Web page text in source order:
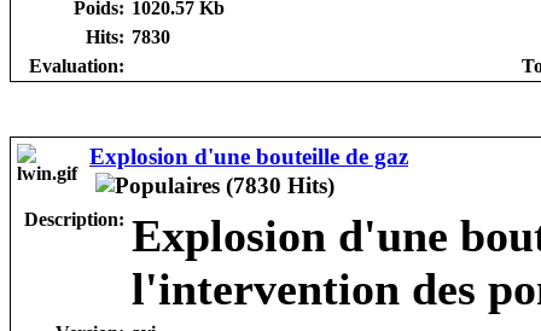
Poids: 1020.57 Kb
Hits: 7830
Evaluation:
Explosion d'une bouteille de gaz
Description: Explosion d'une
l'intervention des